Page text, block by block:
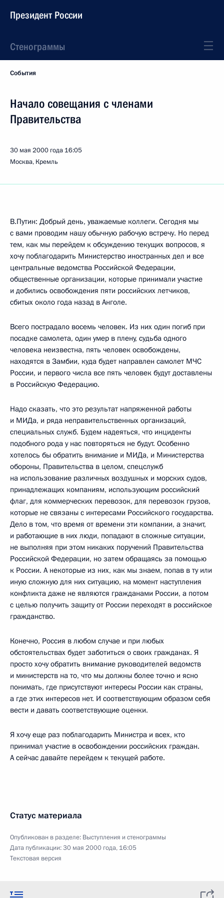
Президент России
Стенограммы
События
Начало совещания с членами
Правительства
30 мая 2000 года 16:05
Москва, Кремль
В.Путин: Добрый день, уважаемые коллеги. Сегодня мы
с вами проводим нашу обычную рабочую встречу. Но перед
тем, как мы перейдем к обсуждению текущих вопросов, я
хочу поблагодарить Министерство иностранных дел и все
центральные ведомства Российской Федерации,
общественные организации, которые принимали участие
и добились освобождения пяти российских летчиков,
сбитых около года назад в Анголе.
Всего пострадало восемь человек. Из них один погиб при
посадке самолета, один умер в плену, судьба одного
человека неизвестна, пять человек освобождены,
находятся в Замбии, куда будет направлен самолет МЧС
России, и первого числа все пять человек будут доставлены
в Российскую Федерацию.
Надо сказать, что это результат напряженной работы
и МИДа, и ряда неправительственных организаций,
специальных служб. Будем надеяться, что инциденты
подобного рода у нас повторяться не будут. Особенно
хотелось бы обратить внимание и МИДа, и Министерства
обороны, Правительства в целом, спецслужб
на использование различных воздушных и морских судов,
принадлежащих компаниям, использующим российский
флаг, для коммерческих перевозок, для перевозок грузов,
которые не связаны с интересами Российского государства.
Дело в том, что время от времени эти компании, а значит,
и работающие в них люди, попадают в сложные ситуации,
не выполняя при этом никаких поручений Правительства
Российской Федерации, но затем обращаясь за помощью
к России. А некоторые из них, как мы знаем, попав в ту или
иную сложную для них ситуацию, на момент наступления
конфликта даже не являются гражданами России, а потом
с целью получить защиту от России переходят в российское
гражданство.
Конечно, Россия в любом случае и при любых
обстоятельствах будет заботиться о своих гражданах. Я
просто хочу обратить внимание руководителей ведомств
и министерств на то, что мы должны более точно и ясно
понимать, где присутствуют интересы России как страны,
а где этих интересов нет. И соответствующим образом себя
вести и давать соответствующие оценки.
Я хочу еще раз поблагодарить Министра и всех, кто
принимал участие в освобождении российских граждан.
А сейчас давайте перейдем к текущей работе.
Статус материала
Опубликован в разделе: Выступления и стенограммы
Дата публикации:30 мая 2000 года, 16:05
Текстовая версия